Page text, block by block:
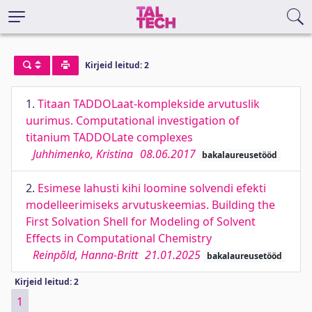
Kirjeid leitud: 2
1. Titaan TADDOLaat-komplekside arvutuslik
uurimus. Computational investigation of
titanium TADDOLate complexes
Juhhimenko, Kristina 08.06.2017 bakalaureusetööd
2. Esimese lahusti kihi loomine solvendi efekti
modelleerimiseks arvutuskeemias. Building the
First Solvation Shell for Modeling of Solvent
Effects in Computational Chemistry
Reinpõld, Hanna-Britt 21.01.2025 bakalaureusetööd
Kirjeid leitud: 2
1